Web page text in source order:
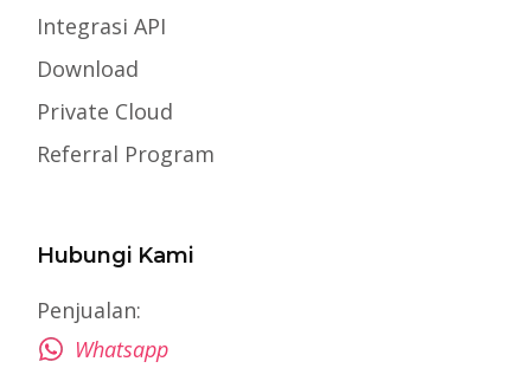
Integrasi API
Download
Private Cloud
Referral Program
Hubungi Kami
Penjualan:
Whatsapp